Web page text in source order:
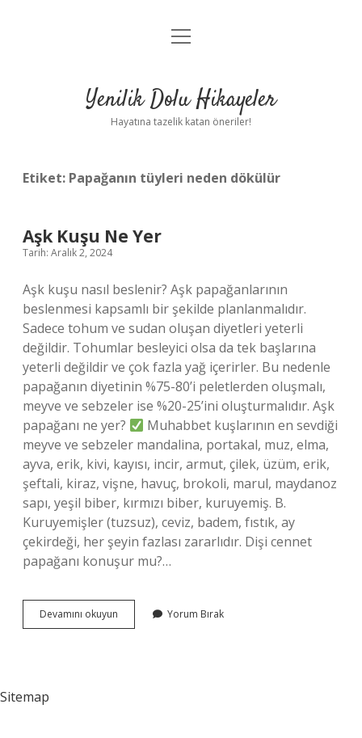
Anasayfa
Yasal Uyarı
menüyü
Yenilik Dolu Hikayeler
Hayatına tazelik katan öneriler!
Etiket: Papağanın tüyleri neden dökülür
Aşk Kuşu Ne Yer
Tarih: Aralık 2, 2024
Aşk kuşu nasıl beslenir? Aşk papağanlarının
beslenmesi kapsamlı bir şekilde planlanmalıdır.
Sadece tohum ve sudan oluşan diyetleri yeterli
değildir. Tohumlar besleyici olsa da tek başlarına
yeterli değildir ve çok fazla yağ içerirler. Bu nedenle
papağanın diyetinin %75-80’i peletlerden oluşmalı,
meyve ve sebzeler ise %20-25’ini oluşturmalıdır. Aşk
papağanı ne yer?
Muhabbet kuşlarının en sevdiği
meyve ve sebzeler mandalina, portakal, muz, elma,
ayva, erik, kivi, kayısı, incir, armut, çilek, üzüm, erik,
şeftali, kiraz, vişne, havuç, brokoli, marul, maydanoz
sapı, yeşil biber, kırmızı biber, kuruyemiş. B.
Kuruyemişler (tuzsuz), ceviz, badem, fıstık, ay
çekirdeği, her şeyin fazlası zararlıdır. Dişi cennet
papağanı konuşur mu?…
Devamını okuyun
Kuşu
Yorum Bırak
Sitemap